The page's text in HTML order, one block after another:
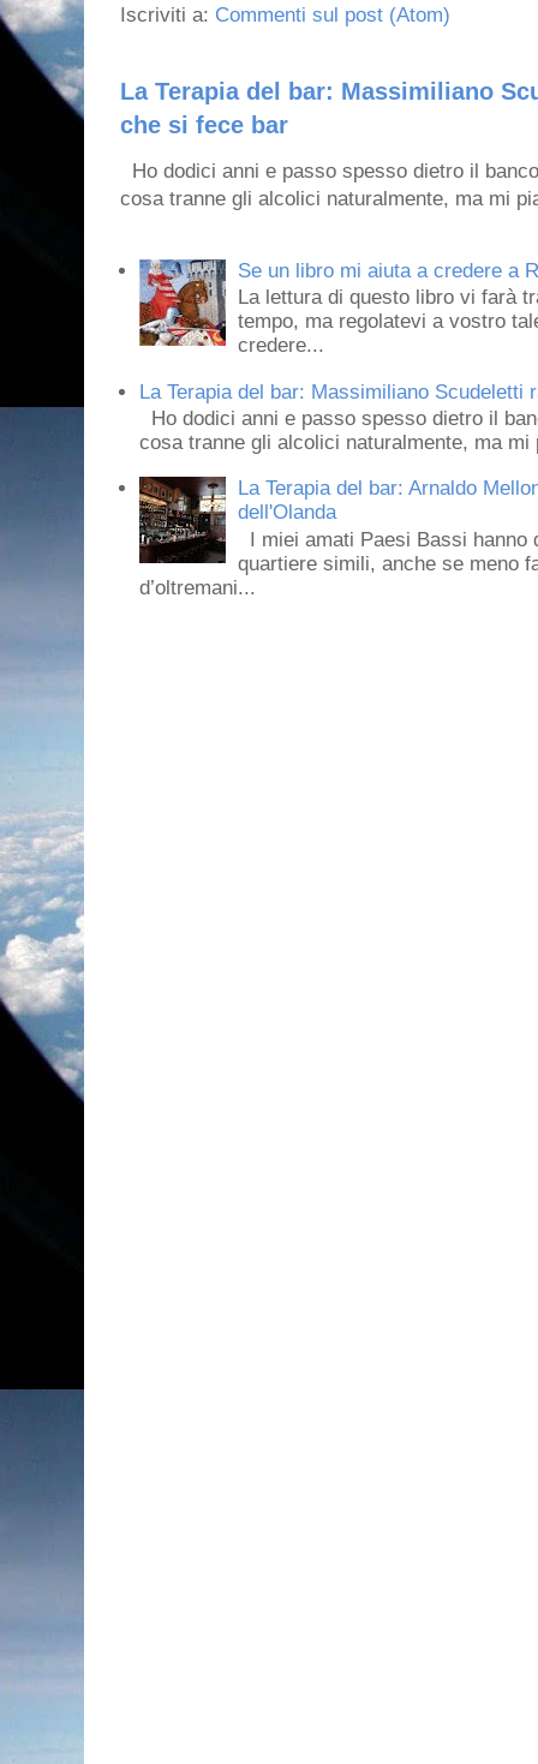
Iscriviti a: Commenti sul post (Atom)
La Terapia del bar: Massimiliano
che si fece bar
Ho dodici anni e passo spesso dietro il
cosa tranne gli alcolici naturalmente, ma mi
Se un libro mi aiuta a credere a
La lettura di questo libro vi farà
tempo, ma regolatevi a vostro
credere...
La Terapia del bar: Massimiliano
Ho dodici anni e passo spesso dietro il
cosa tranne gli alcolici naturalmente, ma mi
La Terapia del bar: Arnaldo
dell'Olanda
I miei amati Paesi Bassi
quartiere simili, anche se meno
d’oltremani...